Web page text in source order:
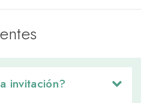
invitación?